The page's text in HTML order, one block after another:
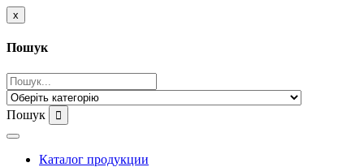
x
Пошук
Пошук
Каталог продукции